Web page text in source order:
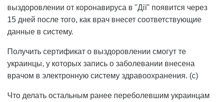
выздоровлении от коронавируса в "Дії" появится через
15 дней после того, как врач внесет соответствующие
данные в систему.
Получить сертификат о выздоровлении смогут те
украинцы, у которых запись о заболевании внесена
врачом в электронную систему здравоохранения. (с)
Что делать остальным ранее переболевшим украинцам